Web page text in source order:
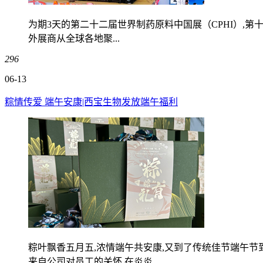
为期3天的第二十二届世界制药原料中国展（CPHI）,第
外展商从全球各地聚...
296
06-13
粽情传爱 端午安康|西宝生物发放端午福利
粽叶飘香五月五,浓情端午共安康,又到了传统佳节端午